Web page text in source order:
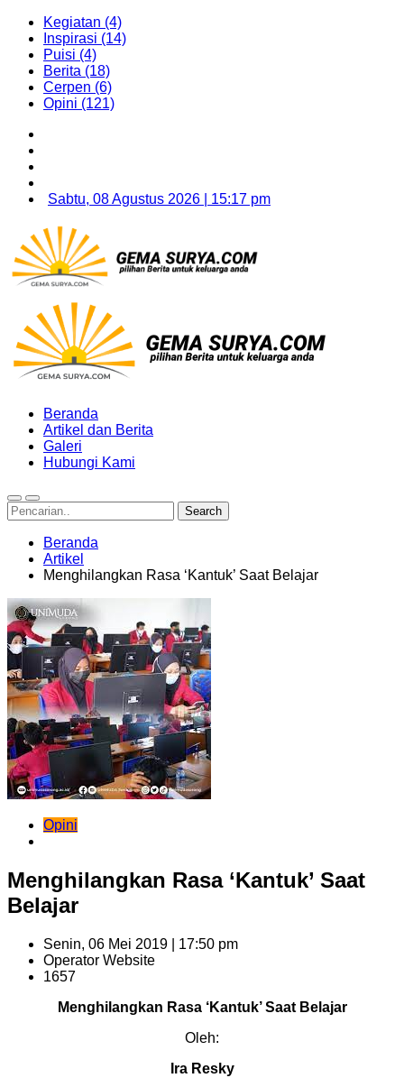
Kegiatan (4)
Inspirasi (14)
Puisi (4)
Berita (18)
Cerpen (6)
Opini (121)
Sabtu, 08 Agustus 2026 | 15:17 pm
Beranda
Artikel dan Berita
Galeri
Hubungi Kami
Beranda
Artikel
Menghilangkan Rasa ‘Kantuk’ Saat Belajar
Opini
Menghilangkan Rasa ‘Kantuk’ Saat
Belajar
Senin, 06 Mei 2019 | 17:50 pm
Operator Website
1657
Menghilangkan Rasa ‘Kantuk’ Saat Belajar
Oleh:
Ira Resky